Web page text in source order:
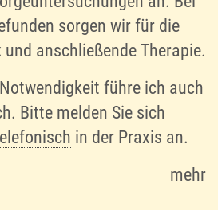
sorgen wir für die
anschließende Therapie.
führe ich auch
Bitte melden Sie sich
in der Praxis an.
mehr